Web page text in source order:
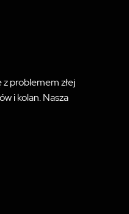
problemem złej
i kolan. Nasza